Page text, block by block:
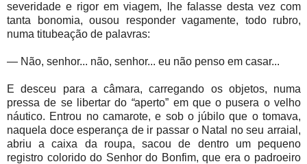
severidade e rigor em viagem, lhe falasse desta vez com
tanta bonomia, ousou responder vagamente, todo rubro,
numa titubeação de palavras:
— Não, senhor... não, senhor... eu não penso em casar...
E desceu para a câmara, carregando os objetos, numa
pressa de se libertar do “aperto” em que o pusera o velho
náutico. Entrou no camarote, e sob o júbilo que o tomava,
naquela doce esperança de ir passar o Natal no seu arraial,
abriu a caixa da roupa, sacou de dentro um pequeno
registro colorido do Senhor do Bonfim, que era o padroeiro